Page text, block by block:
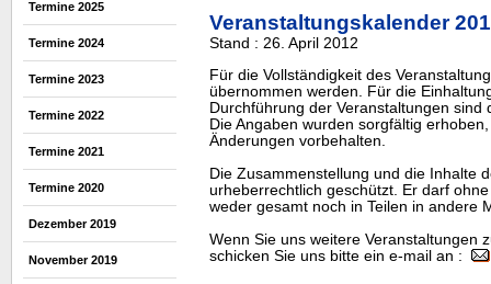
Termine 2025
Termine 2024
Termine 2023
Termine 2022
Termine 2021
Termine 2020
Dezember 2019
November 2019
Veranstaltungskalender
Stand : 26. April 2012
Für die Vollständigkeit des
übernommen werden. Für die
Durchführung der Veranstaltungen sind
Die Angaben wurden sorgfältig
Änderungen vorbehalten.
Die Zusammenstellung und die Inhalte
urheberrechtlich geschützt. Er darf
weder gesamt noch in Teilen in andere
Wenn Sie uns weitere Veranstaltungen
schicken Sie uns bitte ein e-mail an :